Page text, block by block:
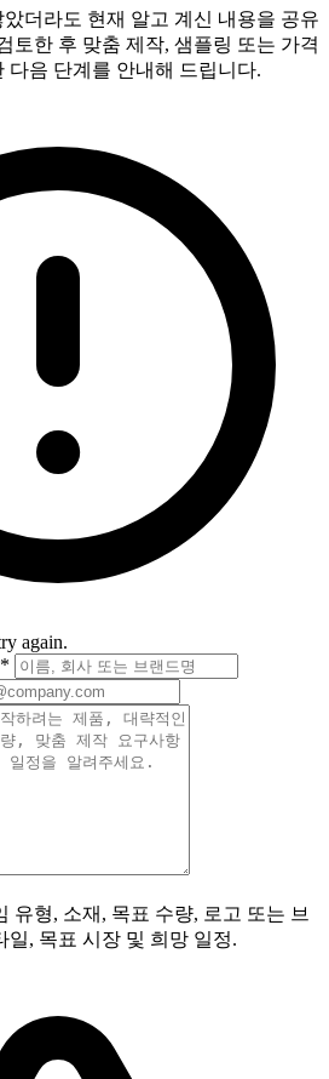
더라도 현재 알고 계신 내용을 공유
토한 후 맞춤 제작, 샘플링 또는 가격
다음 단계를 안내해 드립니다.
again.
*
유형, 소재, 목표 수량, 로고 또는 브
일, 목표 시장 및 희망 일정.